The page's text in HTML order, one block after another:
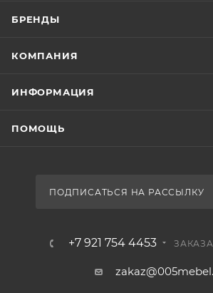
БРЕНДЫ
КОМПАНИЯ
ИНФОРМАЦИЯ
ПОМОЩЬ
ПОДПИСАТЬСЯ НА РАССЫЛКУ
+7 921 754 4453